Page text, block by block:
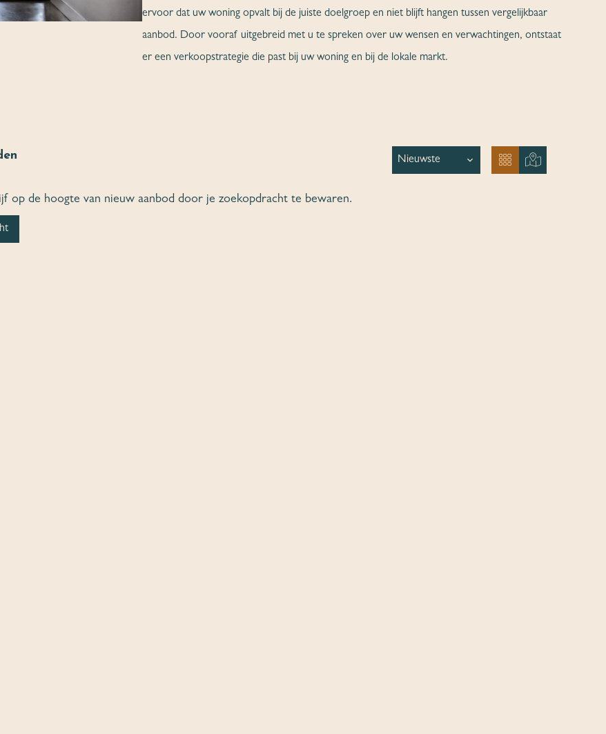
ervoor dat uw woning opvalt bij de juiste doelgroep en niet blijft hangen tussen vergelijkbaar
aanbod. Door vooraf uitgebreid met u te spreken over uw wensen en verwachtingen, ontstaat
er een verkoopstrategie die past bij uw woning en bij de lokale markt.
op de hoogte van nieuw aanbod door je zoekopdracht te bewaren.